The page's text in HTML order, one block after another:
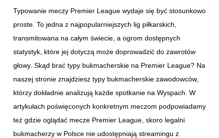
Typowanie meczy Premier League wydaje się być stosunkowo
proste. To jedna z najpopularniejszych lig piłkarskich,
transmitowana na całym świecie, a ogrom dostępnych
statystyk, które jej dotyczą może doprowadzić do zawrotów
głowy. Skąd brać typy bukmacherskie na Premier League? Na
naszej stronie znajdziesz typy bukmacherskie zawodowców,
którzy dokładnie analizują każde spotkanie na Wyspach. W
artykułach poświęconych konkretnym meczom podpowiadamy
też gdzie oglądać mecze Premier League, skoro legalni
bukmacherzy w Polsce nie udostępniają streamingu z